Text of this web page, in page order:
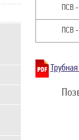
ПСВ
ПСВ